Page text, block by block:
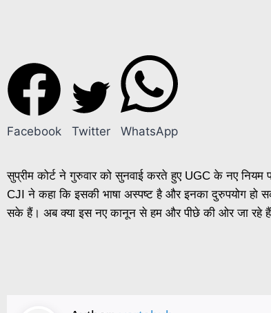
Facebook Twitter WhatsApp
सुप्रीम कोर्ट ने गुरुवार को सुनवाई करते हुए UGC के नए नियम
CJI ने कहा कि इसकी भाषा अस्पष्ट है और इनका दुरुपयोग हो
सके हैं। अब क्या इस नए कानून से हम और पीछे की ओर जा रहे